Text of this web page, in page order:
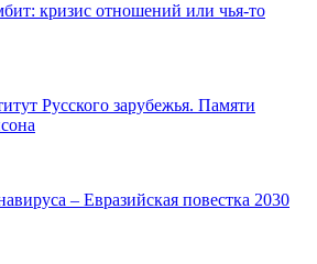
кризис отношений или чья-то
Русского зарубежья. Памяти
– Евразийская повестка 2030